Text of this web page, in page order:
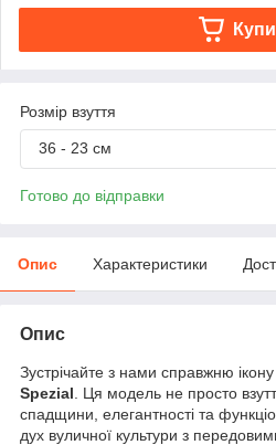
Розмір взуття
36 - 23 см
Готово до відправки
Опис Характеристики
Опис
Зустрічайте з нами справжню
Spezial . Ця модель не просто
спадщини, елегантності та
дух вуличної культури з